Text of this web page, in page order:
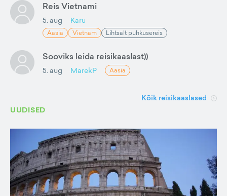
Reis Vietnami
5. aug Karu
Aasia Vietnam Lihtsalt puhkusereis
Sooviks leida reisikaaslast))
5. aug MarekP Aasia
Kõik reisikaaslased
UUDISED